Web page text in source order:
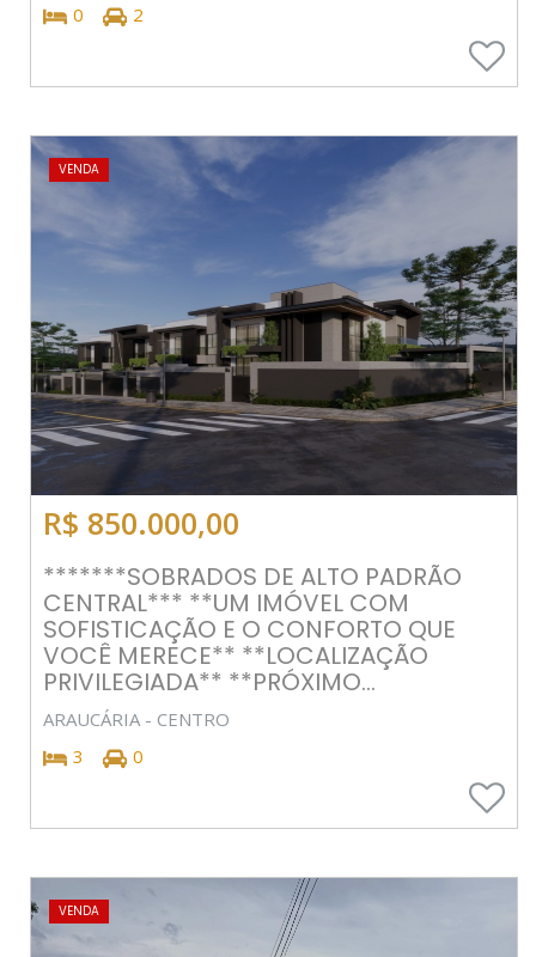
0
2
VENDA
R$ 850.000,00
*******SOBRADOS DE ALTO PADRÃO
CENTRAL*** **UM IMÓVEL COM
SOFISTICAÇÃO E O CONFORTO QUE
VOCÊ MERECE** **LOCALIZAÇÃO
PRIVILEGIADA** **PRÓXIMO...
ARAUCÁRIA - CENTRO
3
0
VENDA